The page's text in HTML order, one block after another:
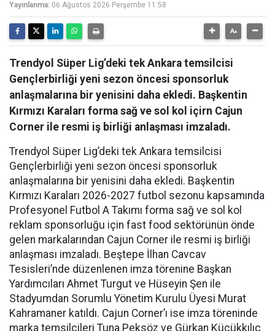
Yayınlanma: 06 Ağustos 2026 Perşembe 11:58
Trendyol Süper Lig’deki tek Ankara temsilcisi
Gençlerbirliği yeni sezon öncesi sponsorluk
anlaşmalarına bir yenisini daha ekledi. Başkentin
Kırmızı Karaları forma sağ ve sol kol içirn Cajun
Corner ile resmi iş birliği anlaşması imzaladı.
Trendyol Süper Lig’deki tek Ankara temsilcisi
Gençlerbirliği yeni sezon öncesi sponsorluk
anlaşmalarına bir yenisini daha ekledi. Başkentin
Kırmızı Karaları 2026-2027 futbol sezonu kapsamında
Profesyonel Futbol A Takımı forma sağ ve sol kol
reklam sponsorluğu için fast food sektörünün önde
gelen markalarından Cajun Corner ile resmi iş birliği
anlaşması imzaladı. Beştepe İlhan Cavcav
Tesisleri’nde düzenlenen imza törenine Başkan
Yardımcıları Ahmet Turgut ve Hüseyin Şen ile
Stadyumdan Sorumlu Yönetim Kurulu Üyesi Murat
Kahramaner katıldı. Cajun Corner’ı ise imza töreninde
marka temsilcileri Tuna Peksöz ve Gürkan Küçükkılıç